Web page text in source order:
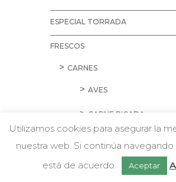
ESPECIAL TORRADA
FRESCOS
CARNES
AVES
CARNE PICADA
CORDERO Y CONEJO
Utilizamos cookies para asegurar la
nuestra web. Si continúa
está de acuerdo.
Aceptar